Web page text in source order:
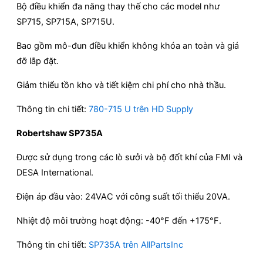
Bộ điều khiển đa năng thay thế cho các model như
SP715, SP715A, SP715U.
Bao gồm mô-đun điều khiển không khóa an toàn và giá
đỡ lắp đặt.
Giảm thiểu tồn kho và tiết kiệm chi phí cho nhà thầu.
Thông tin chi tiết: 780-715 U trên HD Supply
Robertshaw SP735A
Được sử dụng trong các lò sưởi và bộ đốt khí của FMI và
DESA International.
Điện áp đầu vào: 24VAC với công suất tối thiểu 20VA.
Nhiệt độ môi trường hoạt động: -40°F đến +175°F.
Thông tin chi tiết: SP735A trên AllPartsInc